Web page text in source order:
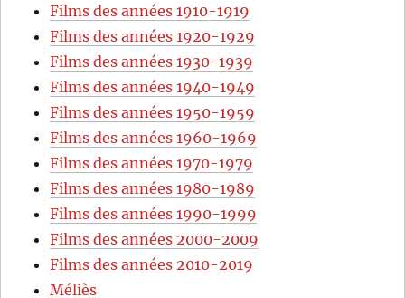
Films des années 1910-1919
Films des années 1920-1929
Films des années 1930-1939
Films des années 1940-1949
Films des années 1950-1959
Films des années 1960-1969
Films des années 1970-1979
Films des années 1980-1989
Films des années 1990-1999
Films des années 2000-2009
Films des années 2010-2019
Méliès